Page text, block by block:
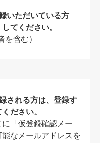
いただいている方
してください。
を含む）
される方は、登録す
ださい。
「仮登録確認メー
なメールアドレスを